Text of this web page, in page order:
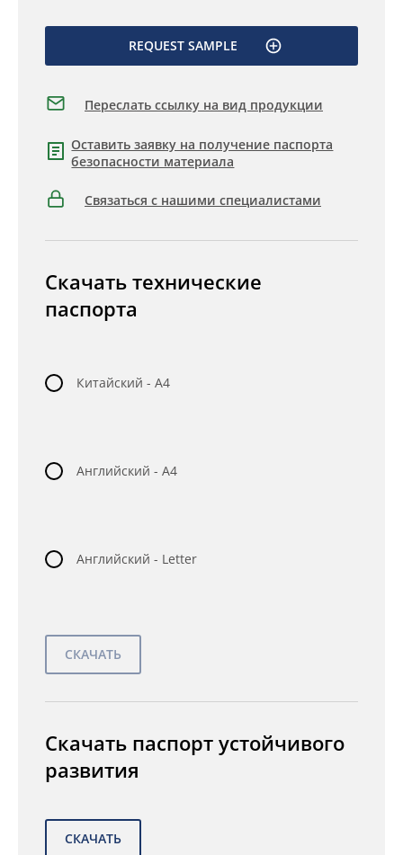
REQUEST SAMPLE
Переслать ссылку на вид продукции
Оставить заявку на получение паспорта
безопасности материала
Связаться с нашими специалистами
Скачать технические
паспорта
Китайский - A4
Английский - A4
Английский - Letter
Скачать паспорт устойчивого
развития